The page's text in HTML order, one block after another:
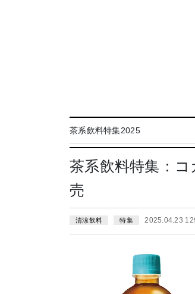
茶系飲料特集2025
茶系飲料特集：
売
清涼飲料 特集 2025.04.23